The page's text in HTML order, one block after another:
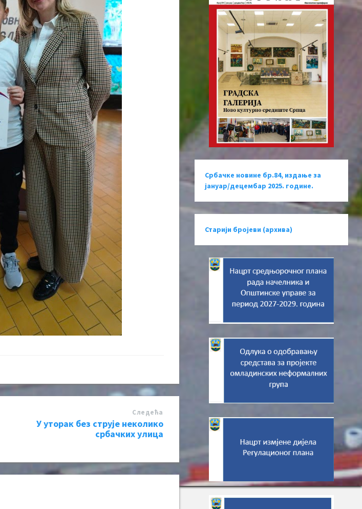
Следећa
У уторак без струје неколико
србачких улица
Србачке новине бр.84, издање за
јануар/децембар 2025. године.
Старији бројеви (архива)